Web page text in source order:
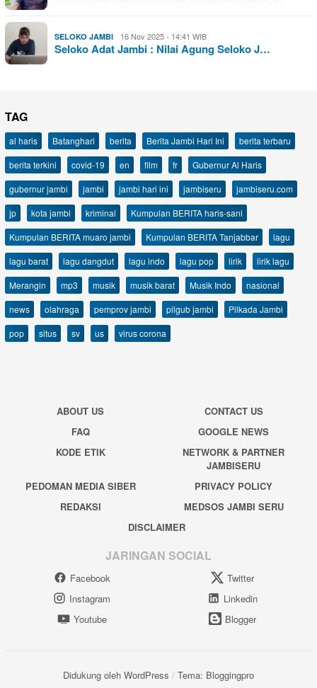
SELOKO JAMBI 16 Nov 2025 - 14:41 WIB
Seloko Adat Jambi : Nilai Agung Seloko J…
TAG
al haris Batanghari berita Berita Jambi Hari Ini
berita terbaru
berita terkini
covid-19 en film fr
Gubernur Al Haris
gubernur jambi
jambi jambi hari ini jambiseru
jambiseru.com
jp
kota jambi kriminal
Kumpulan BERITA haris-sani
Kumpulan BERITA muaro jambi
Kumpulan BERITA Tanjabbar
lagu
lagu barat
lagu dangdut lagu indo lagu pop lirik
lirik lagu
Merangin
mp3 musik musik barat Musik Indo
nasional
news
olahraga pemprov jambi pilgub jambi
Pilkada Jambi
pop
situs sv us virus corona
ABOUT US
CONTACT US
FAQ
GOOGLE NEWS
KODE ETIK
NETWORK & PARTNER
JAMBISERU
PEDOMAN MEDIA SIBER
PRIVACY POLICY
REDAKSI
MEDSOS JAMBI SERU
DISCLAIMER
JARINGAN SOCIAL
Facebook
Twitter
Instagram
Linkedin
Youtube
Blogger
Didukung oleh WordPress / Tema: Bloggingpro